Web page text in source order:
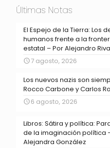
Últimas Notas
El Espejo de la Tierra: Los
humanos frente a la
estatal – Por Alejandro
7 agosto, 2026
Los nuevos nazis son
Rocco Carbone y Carlos
6 agosto, 2026
Libros: Sátira y política:
de la imaginación política
Alejandra González